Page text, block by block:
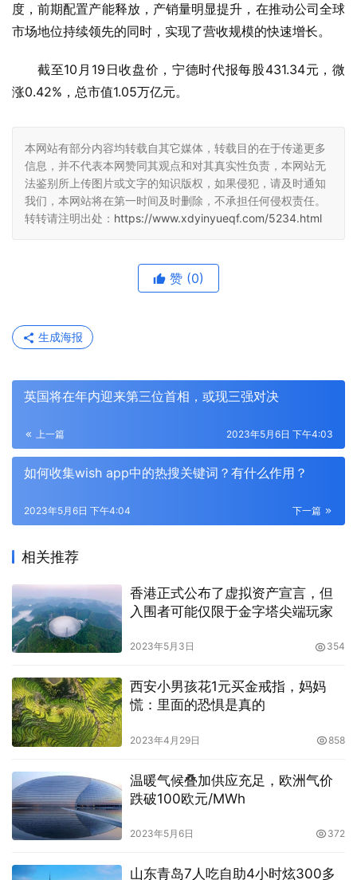
度，前期配置产能释放，产销量明显提升，在推动公司全球
市场地位持续领先的同时，实现了营收规模的快速增长。
截至10月19日收盘价，宁德时代报每股431.34元，微
涨0.42%，总市值1.05万亿元。
本网站有部分内容均转载自其它媒体，转载目的在于传递更多
信息，并不代表本网赞同其观点和对其真实性负责，本网站无
法鉴别所上传图片或文字的知识版权，如果侵犯，请及时通知
我们，本网站将在第一时间及时删除，不承担任何侵权责任。
转转请注明出处： https://www.xdyinyueqf.com/5234.html
赞 (0)
生成海报
英国将在年内迎来第三位首相，或现三强对决
上一篇 2023年5月6日 下午4:03
如何收集wish app中的热搜关键词？有什么作用？
下一篇
2023年5月6日 下午4:04
相关推荐
香港正式公布了虚拟资产宣言，但
入围者可能仅限于金字塔尖端玩家
2023年5月3日 354
西安小男孩花1元买金戒指，妈妈
慌：里面的恐惧是真的
2023年4月29日 858
温暖气候叠加供应充足，欧洲气价
跌破100欧元/MWh
2023年5月6日 372
山东青岛7人吃自助4小时炫300多